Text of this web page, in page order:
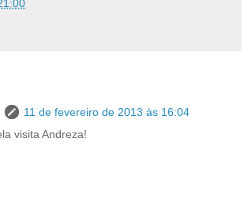
11 de fevereiro de 2013 às 16:04
visita Andreza!